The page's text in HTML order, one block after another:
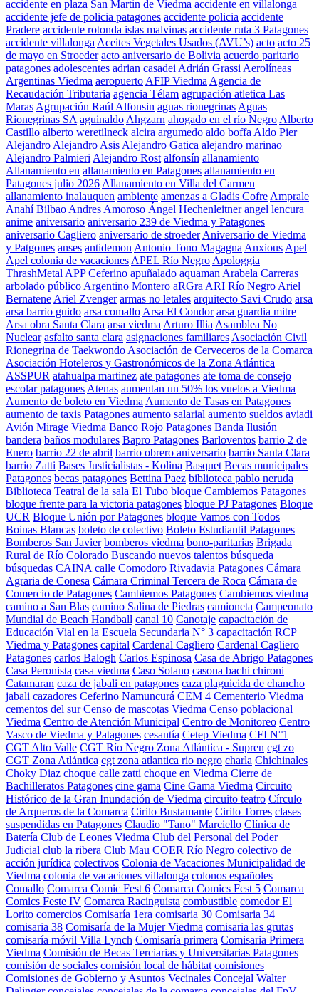
accidente en plaza San Martin de Viedma accidente en villalonga
accidente jefe de policia patagones accidente policia accidente
Pradere accidente rotonda islas malvinas accidente ruta 3 Patagones
accidente villalonga Aceites Vegetales Usados (AVU’s) acto acto 25
de mayo en Stroeder acto aniversario de Bolivia acuerdo paritario
patagones adolescentes adrian casadei Adrián Grassi Aerolíneas
Argentinas Viedma aeropuerto AFIP Viedma Agencia de
Recaudación Tributaria agencia Télam agrupación atletica Las
Maras Agrupación Raúl Alfonsin aguas rionegrinas Aguas
Rionegrinas SA aguinaldo Ahgzarn ahogado en el río Negro Alberto
Castillo alberto weretilneck alcira argumedo aldo boffa Aldo Pier
Alejandro Alejandro Asis Alejandro Gatica alejandro marinao
Alejandro Palmieri Alejandro Rost alfonsín allanamiento
Allanamiento en allanamiento en Patagones allanamiento en
Patagones julio 2026 Allanamiento en Villa del Carmen
allanamiento inalauquen ambiente amenzas a Gladis Cofre Amprale
Anahí Bilbao Andres Amoroso Ángel Hechenleitner angel lencura
anime aniversario aniversario 239 de Viedma y Patagones
aniversario Cagliero aniversario de stroeder Aniversario de Viedma
y Patgones anses antidemon Antonio Tono Magagna Anxious Apel
Apel colonia de vacaciones APEL Río Negro Apologgia
ThrashMetal APP Ceferino apuñalado aquaman Arabela Carreras
arbolado público Argentino Montero aRGra ARI Río Negro Ariel
Bernatene Ariel Zvenger armas no letales arquitecto Savi Crudo arsa
arsa barrio guido arsa comallo Arsa El Condor arsa guardia mitre
Arsa obra Santa Clara arsa viedma Arturo Illia Asamblea No
Nuclear asfalto santa clara asignaciones familiares Asociación Civil
Rionegrina de Taekwondo Asociación de Cerveceros de la Comarca
Asociación Hoteleros y Gastronómicos de la Zona Atlántica
ASSPUR atahualpa martinez ate patagones ate toma de consejo
escolar patagones Atenas aumentan un 50% los vuelos a Viedma
Aumento de boleto en Viedma Aumento de Tasas en Patagones
aumento de taxis Patagones aumento salarial aumento sueldos aviadi
Avión Mirage Viedma Banco Rojo Patagones Banda Ilusión
bandera baños modulares Bapro Patagones Barloventos barrio 2 de
Enero barrio 22 de abril barrio obrero aniversario barrio Santa Clara
barrio Zatti Bases Justicialistas - Kolina Basquet Becas municipales
Patagones becas patagones Bettina Paez biblioteca pablo neruda
Biblioteca Teatral de la sala El Tubo bloque Cambiemos Patagones
bloque frente para la victoria patagones bloque PJ Patagones Bloque
UCR Bloque Unión por Patagones bloque Vamos con Todos
Boinas Blancas boleto de colectivo Boleto Estudiantil Patagones
Bomberos San Javier bomberos viedma bono-paritarias Brigada
Rural de Río Colorado Buscando nuevos talentos búsqueda
búsquedas CAINA calle Comodoro Rivadavia Patagones Cámara
Agraria de Conesa Cámara Criminal Tercera de Roca Cámara de
Comercio de Patagones Cambiemos Patagones Cambiemos viedma
camino a San Blas camino Salina de Piedras camioneta Campeonato
Mundial de Beach Handball canal 10 Canotaje capacitación de
Educación Vial en la Escuela Secundaria N° 3 capacitación RCP
Viedma y Patagones capital Cardenal Cagliero Cardenal Cagliero
Patagones carlos Balogh Carlos Espinosa Casa de Abrigo Patagones
Casa Peronista casa viedma Caso Solano casona bachi chironi
Catamaran caza de jabali en patagones caza plaguicida de chancho
jabali cazadores Ceferino Namuncurá CEM 4 Cementerio Viedma
cementos del sur Censo de mascotas Viedma Censo poblacional
Viedma Centro de Atención Municipal Centro de Monitoreo Centro
Vasco de Viedma y Patagones cesantía Cetep Viedma CFI N°1
CGT Alto Valle CGT Río Negro Zona Atlántica - Supren cgt zo
CGT Zona Atlántica cgt zona atlantica rio negro charla Chichinales
Choky Diaz choque calle zatti choque en Viedma Cierre de
Bachilleratos Patagones cine gama Cine Gama Viedma Circuito
Histórico de la Gran Inundación de Viedma circuito teatro Círculo
de Arqueros de la Comarca Cirilo Bustamante Cirilo Torres clases
suspendidas en Patagones Claudio "Tano" Marciello Clínica de
Batería Club de Leones Viedma Club del Personal del Poder
Judicial club la ribera Club Mau COER Río Negro colectivo de
acción jurídica colectivos Colonia de Vacaciones Municipalidad de
Viedma colonia de vacaciones villalonga colonos españoles
Comallo Comarca Comic Fest 6 Comarca Comics Fest 5 Comarca
Comics Feste IV Comarca Racinguista combustible comedor El
Lorito comercios Comisaría 1era comisaria 30 Comisaria 34
comisaria 38 Comisaría de la Mujer Viedma comisaria las grutas
comisaría móvil Villa Lynch Comisaría primera Comisaria Primera
Viedma Comisión de Becas Terciarias y Universitarias Patagones
comisión de sociales comisión local de hábitat comisiones
Comisiones de Gobierno y Asuntos Vecinales Concejal Walter